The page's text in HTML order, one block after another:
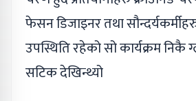
फेसन डिजाइनर तथा
उपस्थिति रहेको सो कार्यक्रम निकै
सटिक देखिन्थ्यो